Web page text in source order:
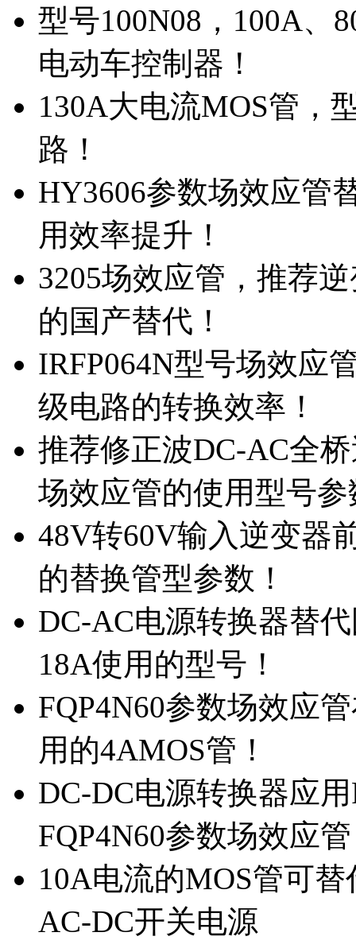
型号100N08，100A、
电动车控制器！
130A大电流MOS管，
路！
HY3606参数场效应管
用效率提升！
3205场效应管，推荐
的国产替代！
IRFP064N型号场效应
级电路的转换效率！
推荐修正波DC-AC全
场效应管的使用型号参
48V转60V输入逆变器
的替换管型参数！
DC-AC电源转换器替
18A使用的型号！
FQP4N60参数场效应
用的4AMOS管！
DC-DC电源转换器应
FQP4N60参数场效应
10A电流的MOS管可
AC-DC开关电源